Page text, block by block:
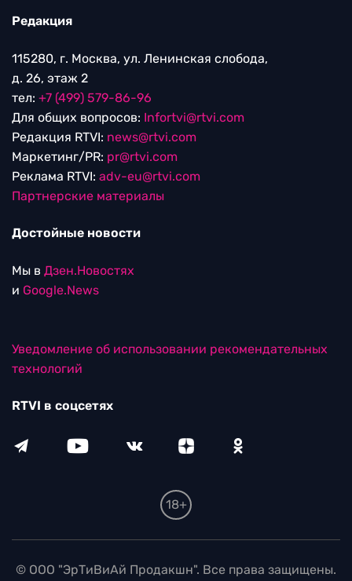
Редакция
115280, г. Москва, ул. Ленинская слобода,
д. 26, этаж 2
тел: +7 (499) 579-86-96
Для общих вопросов: Infortvi@rtvi.com
Редакция RTVI: news@rtvi.com
Маркетинг/PR: pr@rtvi.com
Реклама RTVI: adv-eu@rtvi.com
Партнерские материалы
Достойные новости
Мы в Дзен.Новостях
и Google.News
Уведомление об использовании рекомендательных
технологий
RTVI в соцсетях
18+
© ООО "ЭрТиВиАй Продакшн". Все права защищены.